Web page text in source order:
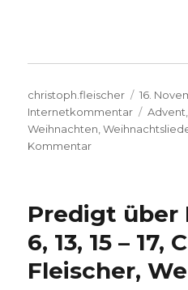
Autor
christoph.fleischer
am
16.
Internetkommentar
Advent
Weihnachten ,
Kommentarzu
Christian
Hufgard
Predigt über
6, 13, 15 – 17,
Fleischer,